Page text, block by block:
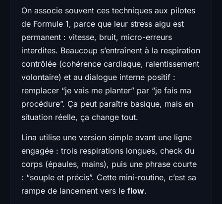
On associe souvent ces techniques aux pilotes
de Formule 1, parce que leur stress aigu est
permanent : vitesse, bruit, micro-erreurs
interdites. Beaucoup s’entraînent à la respiration
contrôlée (cohérence cardiaque, ralentissement
volontaire) et au dialogue interne positif :
remplacer “je vais me planter” par “je fais ma
procédure”. Ça peut paraître basique, mais en
situation réelle, ça change tout.
Lina utilise une version simple avant une ligne
engagée : trois respirations longues, check du
corps (épaules, mains), puis une phrase courte
: “souple et précis”. Cette mini-routine, c’est sa
rampe de lancement vers le flow.